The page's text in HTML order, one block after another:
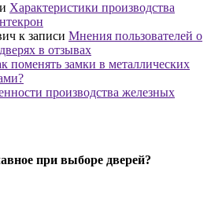
Характеристики производства
к записи Мнения пользователей о
в отзывах
поменять замки в металлических
производства железных
при выборе дверей?